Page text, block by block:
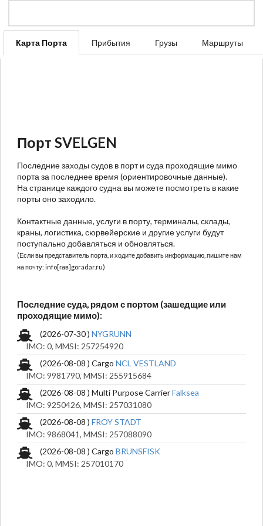
Карта Порта Прибытия Грузы Маршруты
Порт SVELGEN
Последние заходы судов в порт и суда проходящие мимо
порта за последнее время (ориентировочные данные).
На странице каждого судна вы можете посмотреть в какие
порты оно заходило.
Контактные данные, услуги в порту, терминалы, склады,
краны, логистика, сюрвейерские и другие услуги будут
поступально добавляться и обновляться.
(Если вы представитель порта, и ходите добавить информацию, пишите нам
на почту: info[гав]goradar.ru)
Последние суда, рядом с портом (зашедщие или
проходящие мимо):
(2026-07-30 ) NYGRUNN
IMO: 0, MMSI: 257254920
(2026-08-08 ) Cargo NCL VESTLAND
IMO: 9981790, MMSI: 255915684
(2026-08-08 ) Multi Purpose CarrierFalksea
IMO: 9250426, MMSI: 257031080
(2026-08-08 ) FROY STADT
IMO: 9868041, MMSI: 257088090
(2026-08-08 ) Cargo BRUNSFISK
IMO: 0, MMSI: 257010170